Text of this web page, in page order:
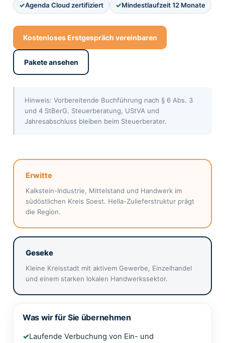
Agenda Cloud zertifiziert Mindestlaufzeit 12 Monate
Kostenloses Erstgespräch vereinbaren
Pakete ansehen
Hinweis: Vorbereitende Buchführung nach § 6 Abs. 3
und 4 StBerG. Steuerberatung, UStVA und
Jahresabschluss bleiben beim Steuerberater.
Erwitte
Kalkstein-Industrie, Mittelstand und Handwerk im
südöstlichen Kreis Soest. Hella-Zulieferstruktur prägt
die Region.
Geseke
Kleine Kreisstadt mit aktivem Gewerbe, Einzelhandel
und einem starken lokalen Handwerkssektor.
Was wir für Sie übernehmen
Laufende Verbuchung von Ein- und